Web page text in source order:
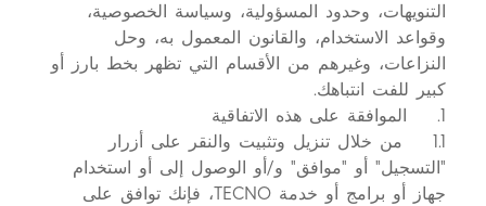
التنويهات، وحدود المسؤولية، وسياسة الخصوصية،
وقواعد الاستخدام، والقانون المعمول به، وحل
النزاعات، وغيرهم من الأقسام التي تظهر بخط بارز أو
كبير للفت انتباهك.
1. الموافقة على هذه الاتفاقية
1.1 من خلال تنزيل وتثبيت والنقر على أزرار
"التسجيل" أو "موافق" و/أو الوصول إلى أو استخدام
جهاز أو برامج أو خدمة TECNO، فإنك توافق على